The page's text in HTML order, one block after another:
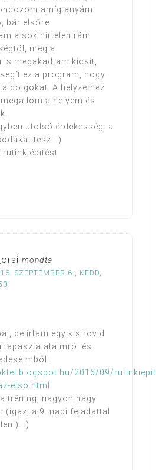
amíg anyám
bár elsőre
a sok hirtelen rám
meg a
is megakadtam kicsit,
ez a program, hogy
dolgokat. A helyzethez
a helyem és
utolsó érdekesség: a
tesz! :)
rutinkiépítést
mondta
SZEPTEMBER 6., KEDD,
de írtam egy kis rövid
tapasztalataimról és
2016/09/
elso.html
tréning, nagyon nagy
(igaz, a 9. napi feladattal
:)